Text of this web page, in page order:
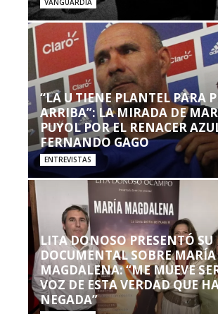
VANGUARDIA
“LA U TIENE PLANTEL PARA
ARRIBA”: LA MIRADA DE
PUYOL POR EL RENACER
FERNANDO GAGO
ENTREVISTAS
LITA DONOSO PRESENTÓ SU
DOCUMENTAL SOBRE MARÍA
MAGDALENA: “ME MUEVE
VOZ DE ESTA VERDAD QUE
NEGADA”